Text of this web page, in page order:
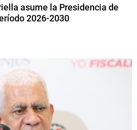
asume la Presidencia de
2026-2030